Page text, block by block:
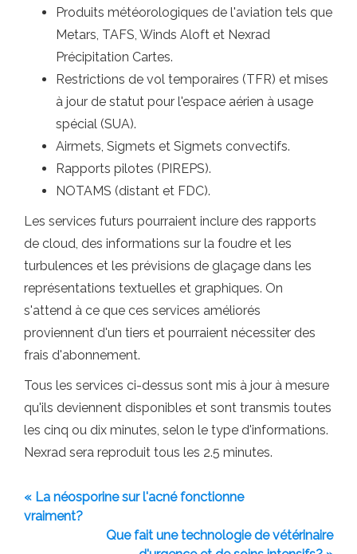
Produits météorologiques de l'aviation tels que
Metars, TAFS, Winds Aloft et Nexrad
Précipitation Cartes.
Restrictions de vol temporaires (TFR) et mises
à jour de statut pour l'espace aérien à usage
spécial (SUA).
Airmets, Sigmets et Sigmets convectifs.
Rapports pilotes (PIREPS).
NOTAMS (distant et FDC).
Les services futurs pourraient inclure des rapports
de cloud, des informations sur la foudre et les
turbulences et les prévisions de glaçage dans les
représentations textuelles et graphiques. On
s'attend à ce que ces services améliorés
proviennent d'un tiers et pourraient nécessiter des
frais d'abonnement.
Tous les services ci-dessus sont mis à jour à mesure
qu'ils deviennent disponibles et sont transmis toutes
les cinq ou dix minutes, selon le type d'informations.
Nexrad sera reproduit tous les 2.5 minutes.
« La néosporine sur l'acné fonctionne
vraiment?
Que fait une technologie de vétérinaire